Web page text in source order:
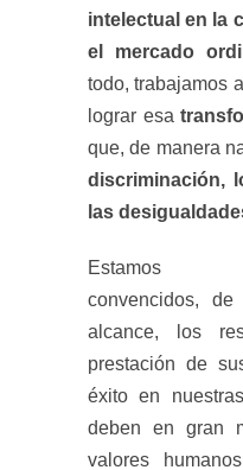
intelectual en la
el mercado
todo, trabajamos
lograr esa
que, de manera
discriminación,
las
Estamos
convencidos,
alcance, los
prestación de
éxito en
deben en gran
valores